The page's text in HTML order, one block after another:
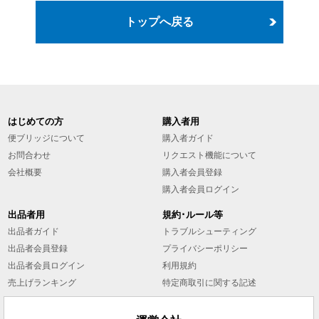
トップへ戻る
はじめての方
便ブリッジについて
お問合わせ
会社概要
購入者用
購入者ガイド
リクエスト機能について
購入者会員登録
購入者会員ログイン
出品者用
出品者ガイド
出品者会員登録
出品者会員ログイン
売上げランキング
規約･ルール等
トラブルシューティング
プライバシーポリシー
利用規約
特定商取引に関する記述